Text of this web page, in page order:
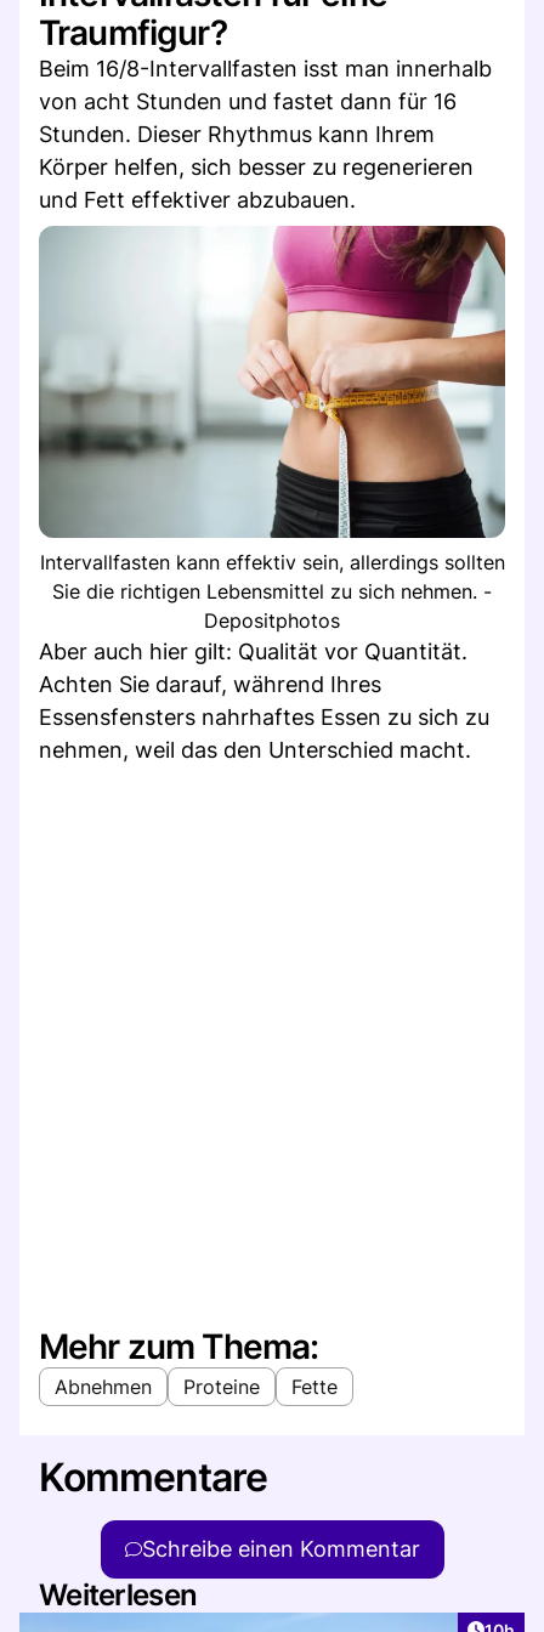
Traumfigur?
Beim 16/8-Intervallfasten isst man innerhalb
von acht Stunden und fastet dann für 16
Stunden. Dieser Rhythmus kann Ihrem
Körper helfen, sich besser zu regenerieren
und Fett effektiver abzubauen.
Intervallfasten kann effektiv sein, allerdings sollten
Sie die richtigen Lebensmittel zu sich nehmen. -
Depositphotos
Aber auch hier gilt: Qualität vor Quantität.
Achten Sie darauf, während Ihres
Essensfensters nahrhaftes Essen zu sich zu
nehmen, weil das den Unterschied macht.
Mehr zum Thema:
Abnehmen Proteine Fette
Kommentare
Schreibe einen Kommentar
Weiterlesen